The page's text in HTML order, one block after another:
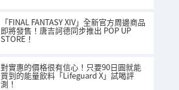
「FINAL FANTASY XIV」全新官方周邊商品
即將發售！唐吉訶德同步推出 POP UP
STORE！
對實惠的價格很有信心！只要90日圓就能
買到的能量飲料「Lifeguard X」試喝評
測！